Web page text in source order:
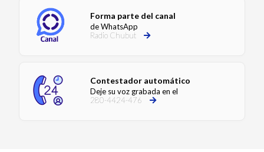
Forma parte del canal
de WhatsApp
Radio Chubut
Contestador automático
Deje su voz grabada en el
280-4424-476